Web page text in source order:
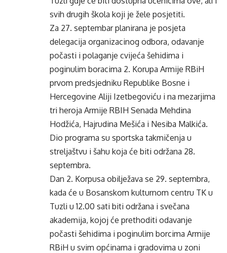
svih drugih škola koji je žele posjetiti.
Za 27. septembar planirana je posjeta
delegacija organizacinog odbora, odavanje
počasti i polaganje cvijeća šehidima i
poginulim boracima 2. Korupa Armije RBiH
prvom predsjedniku Republike Bosne i
Hercegovine Aliji Izetbegoviću i na mezarjima
tri heroja Armije RBIH Senada Mehdina
Hodžića, Hajrudina Mešića i Nesiba Malkića.
Dio programa su sportska takmičenja u
streljaštvu i šahu koja će biti održana 28.
septembra.
Dan 2. Korpusa obilježava se 29. septembra,
kada će u Bosanskom kulturnom centru TK u
Tuzli u 12.00 sati biti održana i svečana
akademija, kojoj će prethoditi odavanje
počasti šehidima i poginulim borcima Armije
RBiH u svim općinama i gradovima u zoni